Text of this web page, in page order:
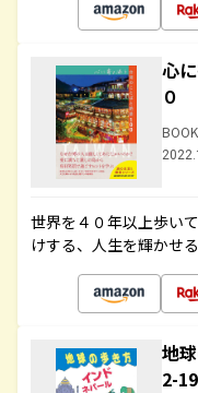
心
０
世界を４０年以上歩い
けする、人生を輝かせ
地
2-